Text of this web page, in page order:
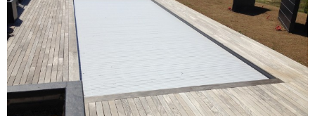
DÉCOUVRIR CE PROJET